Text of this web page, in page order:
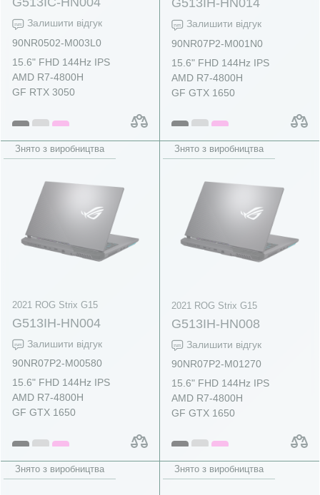
Залишити відгук
90NR0502-M003L0
15.6" FHD 144Hz IPS
AMD R7-4800H
GF RTX 3050
G513IH-HN014
Залишити відгук
90NR07P2-M001N0
15.6" FHD 144Hz IPS
AMD R7-4800H
GF GTX 1650
Знято з виробництва
2021 ROG Strix G15
G513IH-HN004
Залишити відгук
90NR07P2-M00580
15.6" FHD 144Hz IPS
AMD R7-4800H
GF GTX 1650
Знято з виробництва
2021 ROG Strix G15
G513IH-HN008
Залишити відгук
90NR07P2-M01270
15.6" FHD 144Hz IPS
AMD R7-4800H
GF GTX 1650
Знято з виробництва Знято з виробництва